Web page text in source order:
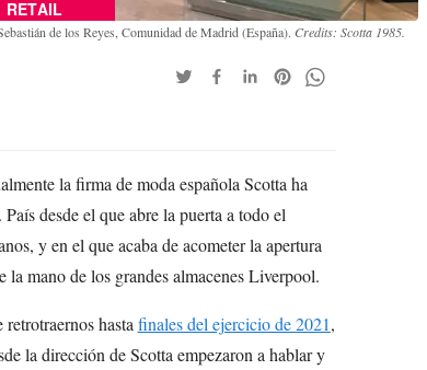
RETAIL
de los Reyes, Comunidad de Madrid (España). Credits: Scotta 1985.
la firma de moda española Scotta ha
desde el que abre la puerta a todo el
y en el que acaba de acometer la apertura
la mano de los grandes almacenes Liverpool.
hasta finales del ejercicio de 2021,
la dirección de Scotta empezaron a hablar y